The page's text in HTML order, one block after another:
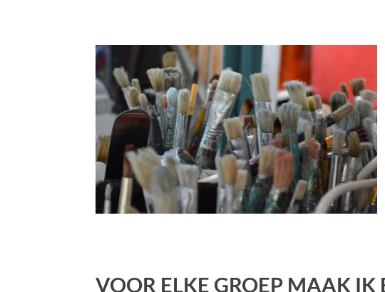
VOOR ELKE GROEP MAAK IK